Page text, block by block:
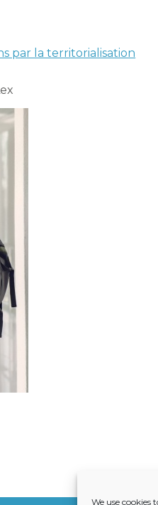
We use cookies
par la territorialisation